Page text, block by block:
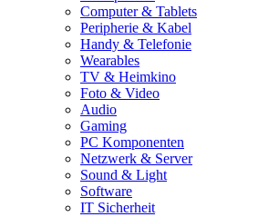
Computer & Tablets
Peripherie & Kabel
Handy & Telefonie
Wearables
TV & Heimkino
Foto & Video
Audio
Gaming
PC Komponenten
Netzwerk & Server
Sound & Light
Software
IT Sicherheit